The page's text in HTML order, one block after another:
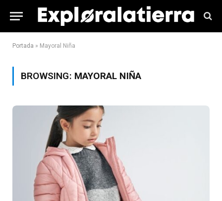
Portada » Mayoral Niña
BROWSING: MAYORAL NIÑA